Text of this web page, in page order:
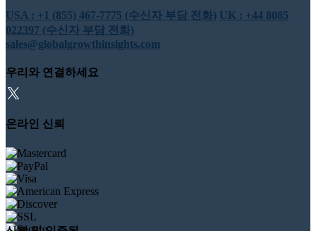
USA : +1 (855) 467-7775 (수신자 부담 전화) UK : +44 8085
022397 (수신자 부담 전화)
sales@globalgrowthinsights.com
우리와 연결하세요
온라인 신뢰